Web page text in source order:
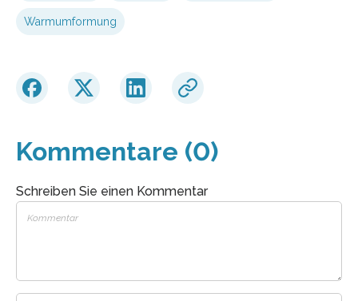
Warmumformung
Kommentare (0)
Schreiben Sie einen Kommentar